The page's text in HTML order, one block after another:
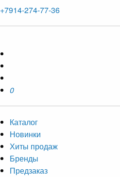
+7914-274-77-36
0
Каталог
Новинки
Хиты продаж
Бренды
Предзаказ